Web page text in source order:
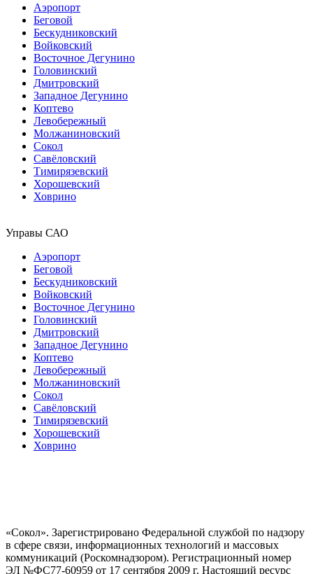
Аэропорт
Беговой
Бескудниковский
Войковский
Восточное Дегунино
Головинский
Дмитровский
Западное Дегунино
Коптево
Левобережный
Молжаниновский
Сокол
Савёловский
Тимирязевский
Хорошевский
Ховрино
Управы САО
Аэропорт
Беговой
Бескудниковский
Войковский
Восточное Дегунино
Головинский
Дмитровский
Западное Дегунино
Коптево
Левобережный
Молжаниновский
Сокол
Савёловский
Тимирязевский
Хорошевский
Ховрино
«Сокол». Зарегистрировано Федеральной службой по надзору
в сфере связи, информационных технологий и массовых
коммуникаций (Роскомнадзором). Регистрационный номер
ЭЛ №ФС77-60959 от 17 сентября 2009 г. Настоящий ресурс